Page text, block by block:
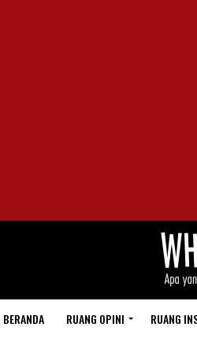
BERANDA RUANG OPINI RUANG